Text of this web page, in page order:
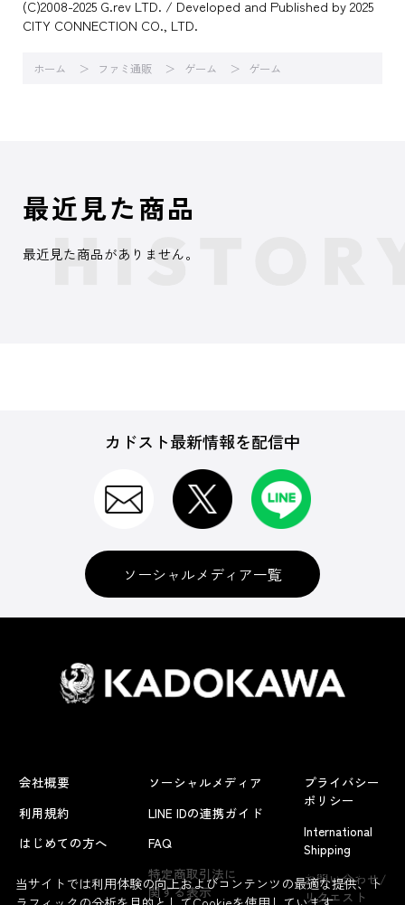
(C)2008-2025 G.rev LTD. / Developed and Published by 2025
CITY CONNECTION CO., LTD.
ホーム ファミ通販 ゲーム ゲーム
よくあるお問い合わせ
最近見た商品
最近見た商品がありません。
カドスト最新情報を配信中
ソーシャルメディア一覧
会社概要
利用規約
はじめての方へ
ソーシャルメディア
LINE IDの連携ガイド
FAQ
特定商取引法に
関する表示
プライバシー
ポリシー
International
Shipping
お問い合わせ/
リクエスト
当サイトでは利用体験の向上およびコンテンツの最適な提供、ト